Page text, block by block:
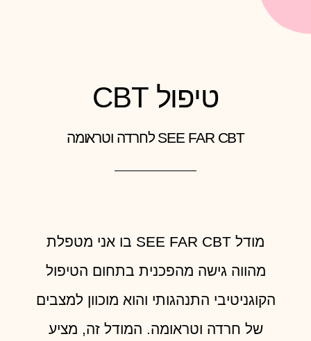
טיפול CBT
SEE FAR CBT לחרדה וטראומה
מודל SEE FAR CBT בו אני מטפלת
מהווה גישה מהפכנית בתחום הטיפול
הקוגניטיבי התנהגותי והוא מוכוון למצבים
של חרדה וטראומה. המודל זה, מציע